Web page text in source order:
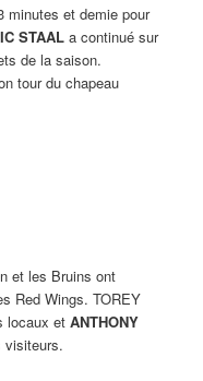
minutes et demie pour
STAALa continué sur
de la saison.
tour du chapeau
et les Bruins ont
Red Wings. TOREY
locaux et ANTHONY